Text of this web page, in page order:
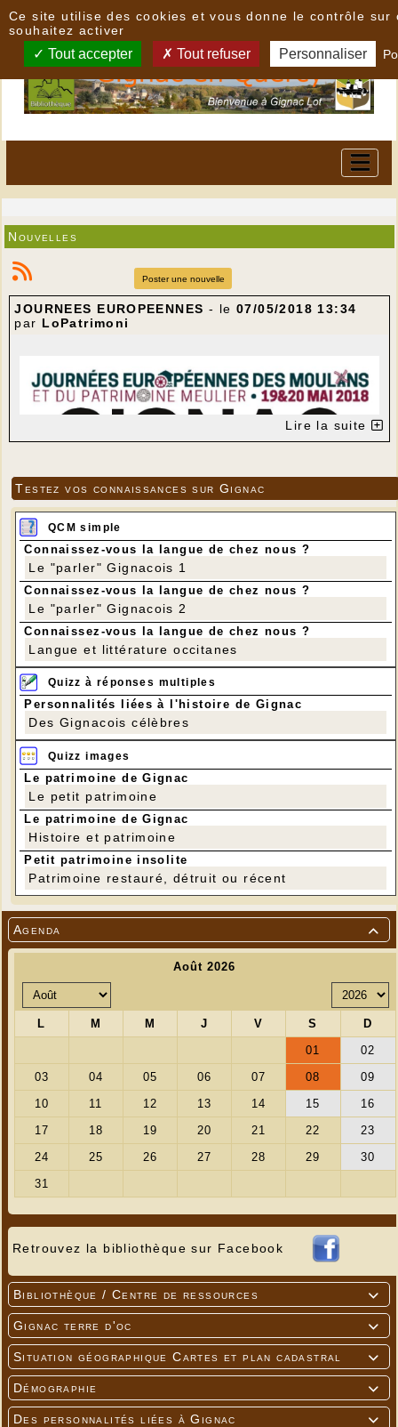

Agenda
Retrouvez la bibliothèque sur Facebook

Bibliothèque / Centre de ressources

Gignac terre d'oc

Situation géographique Cartes et plan cadastral

Démographie

Des personnalités liées à Gignac
Nouvelles
Poster une nouvelle
JOURNEES EUROPEENNES - le 07/05/2018 13:34
par LoPatrimoni
Lire la suite
Testez vos connaissances sur Gignac
QCM simple
Connaissez-vous la langue de chez nous ?
Le "parler" Gignacois 1
Connaissez-vous la langue de chez nous ?
Le "parler" Gignacois 2
Connaissez-vous la langue de chez nous ?
Langue et littérature occitanes
Quizz à réponses multiples
Personnalités liées à l'histoire de Gignac
Des Gignacois célèbres
Quizz images
Le patrimoine de Gignac
Le petit patrimoine
Le patrimoine de Gignac
Histoire et patrimoine
Petit patrimoine insolite
Patrimoine restauré, détruit ou récent
Ce site utilise des cookies et vous donne le contrôle sur
souhaitez activer
Tout accepter Tout refuser Personnaliser